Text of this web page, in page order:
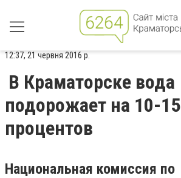
12:37, 21 червня 2016 р.
В Краматорске вода
подорожает на 10-15
процентов
Национальная комиссия по